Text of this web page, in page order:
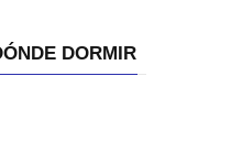
DORMIR